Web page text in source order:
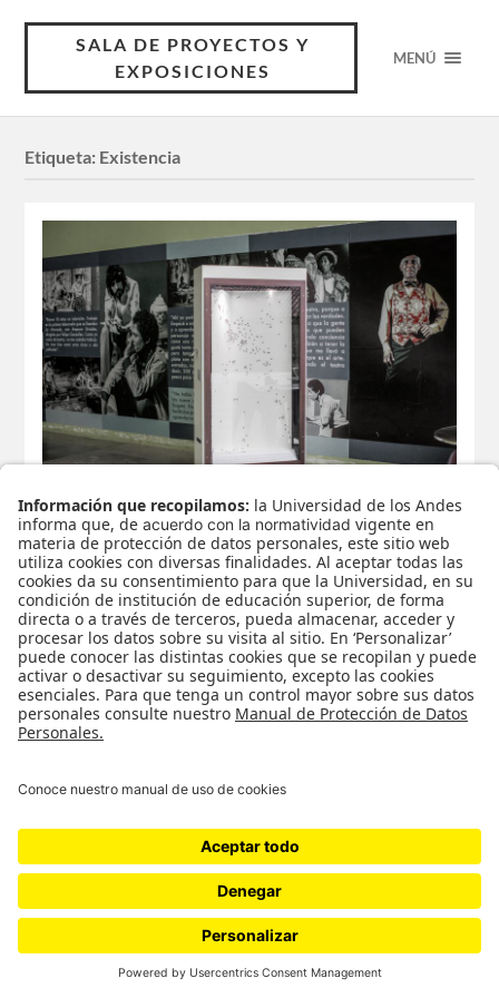
SALA DE PROYECTOS Y
EXPOSICIONES
MENÚ
Etiqueta: Existencia
Existencias Fundamentales / Paola
Pérez/ La Vitrina
Paola Pérez, Existencias Fundamentales, La Vitrina. 26 de
septiembre al 24 de octubre de 2018. Yo sé que os habéis
posado sobre el juguete encantado, sobre el…